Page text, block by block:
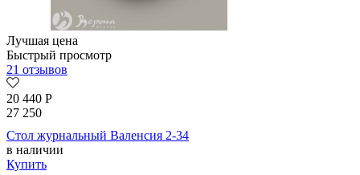
Лучшая цена
Быстрый просмотр
21 отзывов
20 440 Р
27 250
Стол журнальный Валенсия 2-34
в наличии
Купить